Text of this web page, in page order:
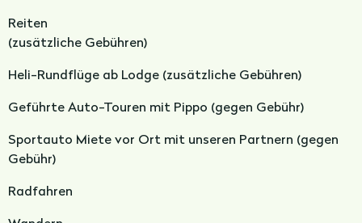
Reiten
(zusätzliche Gebühren)
Heli-Rundflüge ab Lodge (zusätzliche Gebühren)
Geführte Auto-Touren mit Pippo (gegen Gebühr)
Sportauto Miete vor Ort mit unseren Partnern (gegen
Gebühr)
Radfahren